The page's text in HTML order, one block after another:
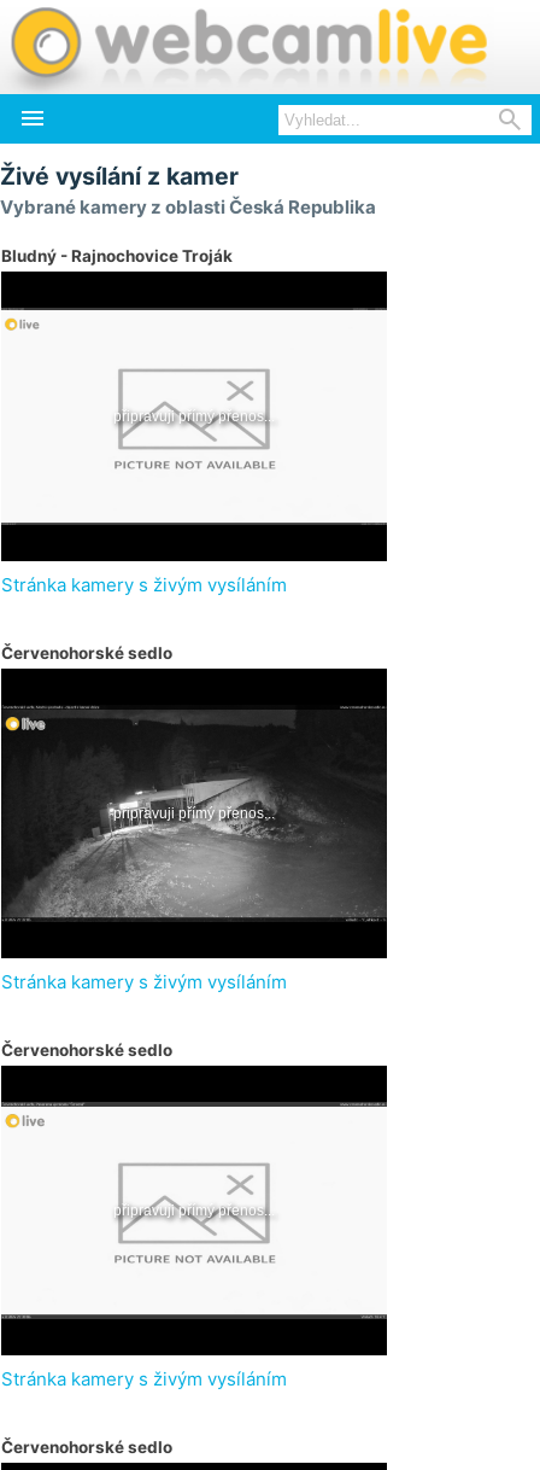
 
Živé vysílání z kamer
Vybrané kamery z oblasti Česká Republika
Bludný - Rajnochovice Troják
Stránka kamery s živým vysíláním
Červenohorské sedlo
Stránka kamery s živým vysíláním
Červenohorské sedlo
Stránka kamery s živým vysíláním
Červenohorské sedlo